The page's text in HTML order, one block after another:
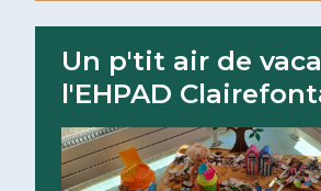
Lire la suite
Un p'tit air de
l'EHPAD